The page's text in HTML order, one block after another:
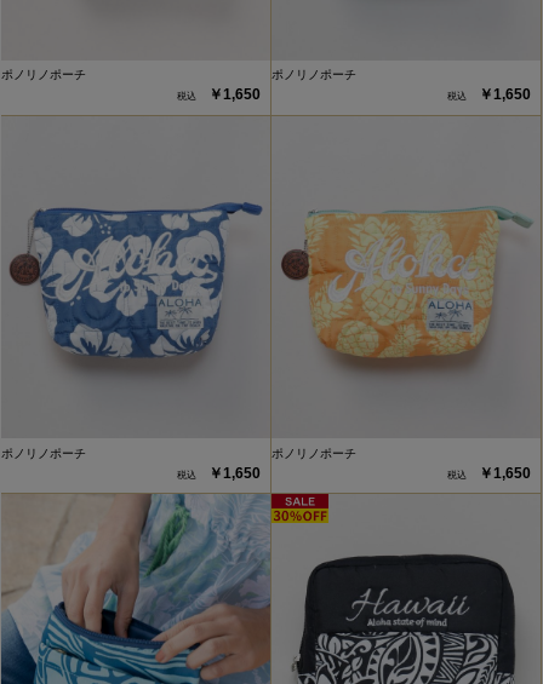
ポノリノポーチ
￥1,650
ポノリノポーチ
￥1,650
ポノリノポーチ
￥1,650
ポノリノポーチ
￥1,650